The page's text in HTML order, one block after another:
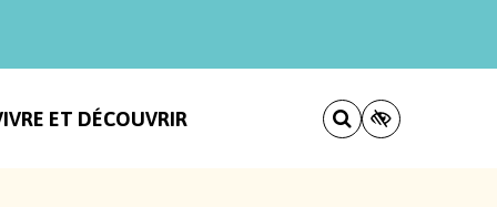
ET DÉCOUVRIR